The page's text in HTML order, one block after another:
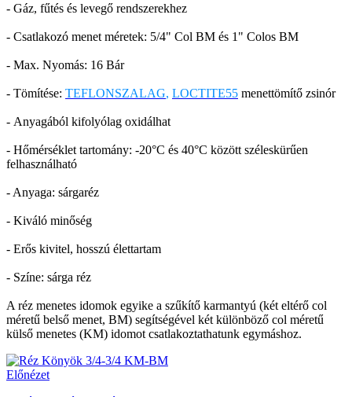
- Gáz, fűtés és levegő rendszerekhez
- Csatlakozó menet méretek: 5/4" Col BM és 1" Colos BM
- Max. Nyomás: 16 Bár
- Tömítése: TEFLONSZALAG, LOCTITE55 menettömítő zsinór
- Anyagából kifolyólag oxidálhat
- Hőmérséklet tartomány: -20°C és 40°C között széleskürűen
felhasználható
- Anyaga: sárgaréz
- Kiváló minőség
- Erős kivitel, hosszú élettartam
- Színe: sárga réz
A réz menetes idomok egyike a szűkítő karmantyú (két eltérő col
méretű belső menet, BM) segítségével két különböző col méretű
külső menetes (KM) idomot csatlakoztathatunk egymáshoz.
Előnézet